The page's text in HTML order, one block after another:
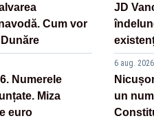
Cum vor
Numerele
Miza
euro
JD
6 aug.
un